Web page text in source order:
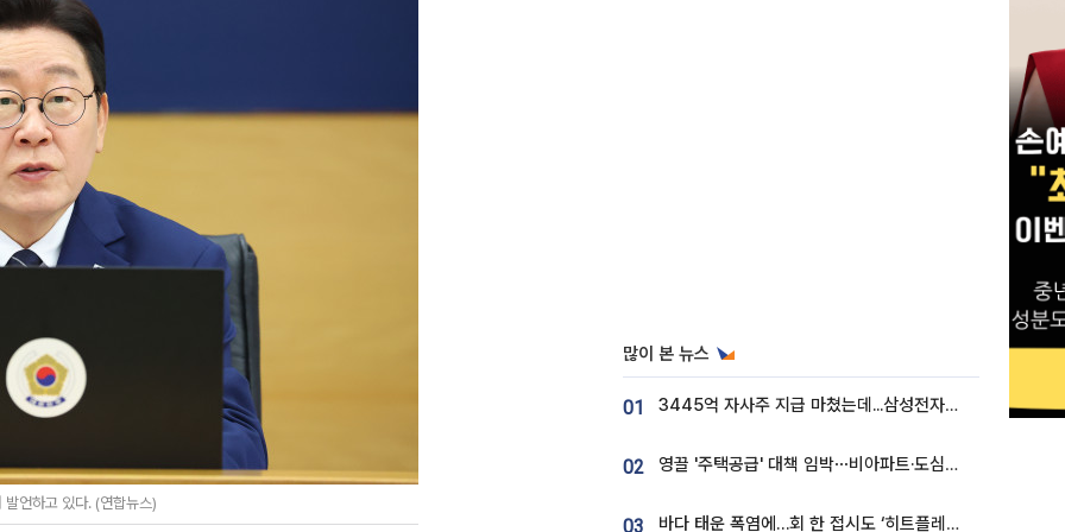
언하고 있다. (연합뉴스)
많이 본 뉴스
01 3445억 자사주 지급 마쳤는데...삼성전자 DX노조, 뒤늦은 '떼쓰기 집회'
02 영끌 '주택공급' 대책 임박⋯비아파트·도심복합까지 총동원
03 바다 태운 폭염에…회 한 접시도 ‘히트플레이션’